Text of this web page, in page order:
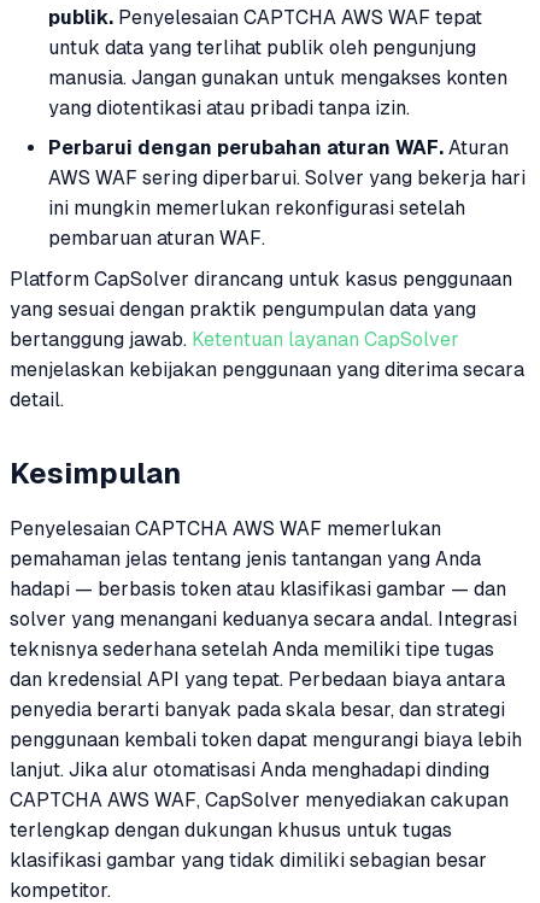
publik. Penyelesaian CAPTCHA AWS WAF tepat
untuk data yang terlihat publik oleh pengunjung
manusia. Jangan gunakan untuk mengakses konten
yang diotentikasi atau pribadi tanpa izin.
Perbarui dengan perubahan aturan WAF. Aturan
AWS WAF sering diperbarui. Solver yang bekerja hari
ini mungkin memerlukan rekonfigurasi setelah
pembaruan aturan WAF.
Platform CapSolver dirancang untuk kasus penggunaan
yang sesuai dengan praktik pengumpulan data yang
bertanggung jawab. Ketentuan layanan CapSolver
menjelaskan kebijakan penggunaan yang diterima secara
detail.
Kesimpulan
Penyelesaian CAPTCHA AWS WAF memerlukan
pemahaman jelas tentang jenis tantangan yang Anda
hadapi — berbasis token atau klasifikasi gambar — dan
solver yang menangani keduanya secara andal. Integrasi
teknisnya sederhana setelah Anda memiliki tipe tugas
dan kredensial API yang tepat. Perbedaan biaya antara
penyedia berarti banyak pada skala besar, dan strategi
penggunaan kembali token dapat mengurangi biaya lebih
lanjut. Jika alur otomatisasi Anda menghadapi dinding
CAPTCHA AWS WAF, CapSolver menyediakan cakupan
terlengkap dengan dukungan khusus untuk tugas
klasifikasi gambar yang tidak dimiliki sebagian besar
kompetitor.